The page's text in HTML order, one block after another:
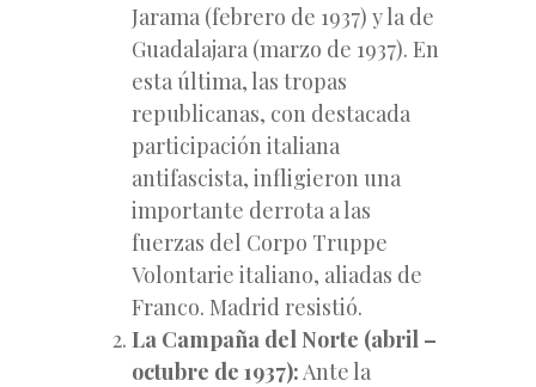
Jarama (febrero de 1937) y la de
Guadalajara (marzo de 1937). En
esta última, las tropas
republicanas, con destacada
participación italiana
antifascista, infligieron una
importante derrota a las
fuerzas del Corpo Truppe
Volontarie italiano, aliadas de
Franco. Madrid resistió.
La Campaña del Norte (abril –
octubre de 1937):Ante la